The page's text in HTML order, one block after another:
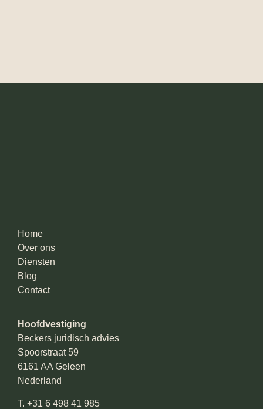
Home
Over ons
Diensten
Blog
Contact
Hoofdvestiging
Beckers juridisch advies
Spoorstraat 59
6161 AA Geleen
Nederland
T. +31 6 498 41 985